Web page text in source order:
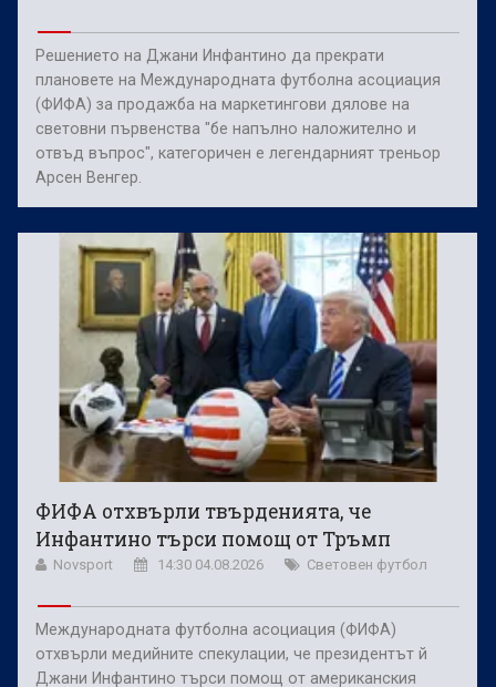
Решението на Джани Инфантино да прекрати
плановете на Международната футболна асоциация
(ФИФА) за продажба на маркетингови дялове на
световни първенства "бе напълно наложително и
отвъд въпрос", категоричен е легендарният треньор
Арсен Венгер.
ФИФА отхвърли твърденията, че
Инфантино търси помощ от Тръмп
Novsport 14:30 04.08.2026 Световен футбол
Международната футболна асоциация (ФИФА)
отхвърли медийните спекулации, че президентът й
Джани Инфантино търси помощ от американския